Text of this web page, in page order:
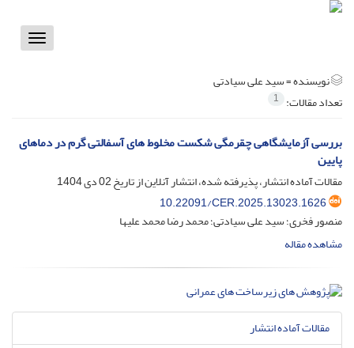
Toggle
نویسنده =سید علی سیادتی
تعداد مقالات: 1
بررسی آزمایشگاهی چقرمگی شکست مخلوط های آسفالتی گرم در دماهای
پایین
مقالات آماده انتشار، پذیرفته شده، انتشار آنلاین از تاریخ02 دی 1404
10.22091/CER.2025.13023.1626
منصور فخری؛ سید علی سیادتی؛ محمد رضا محمد علیها
مشاهده مقاله
مقالات آماده انتشار